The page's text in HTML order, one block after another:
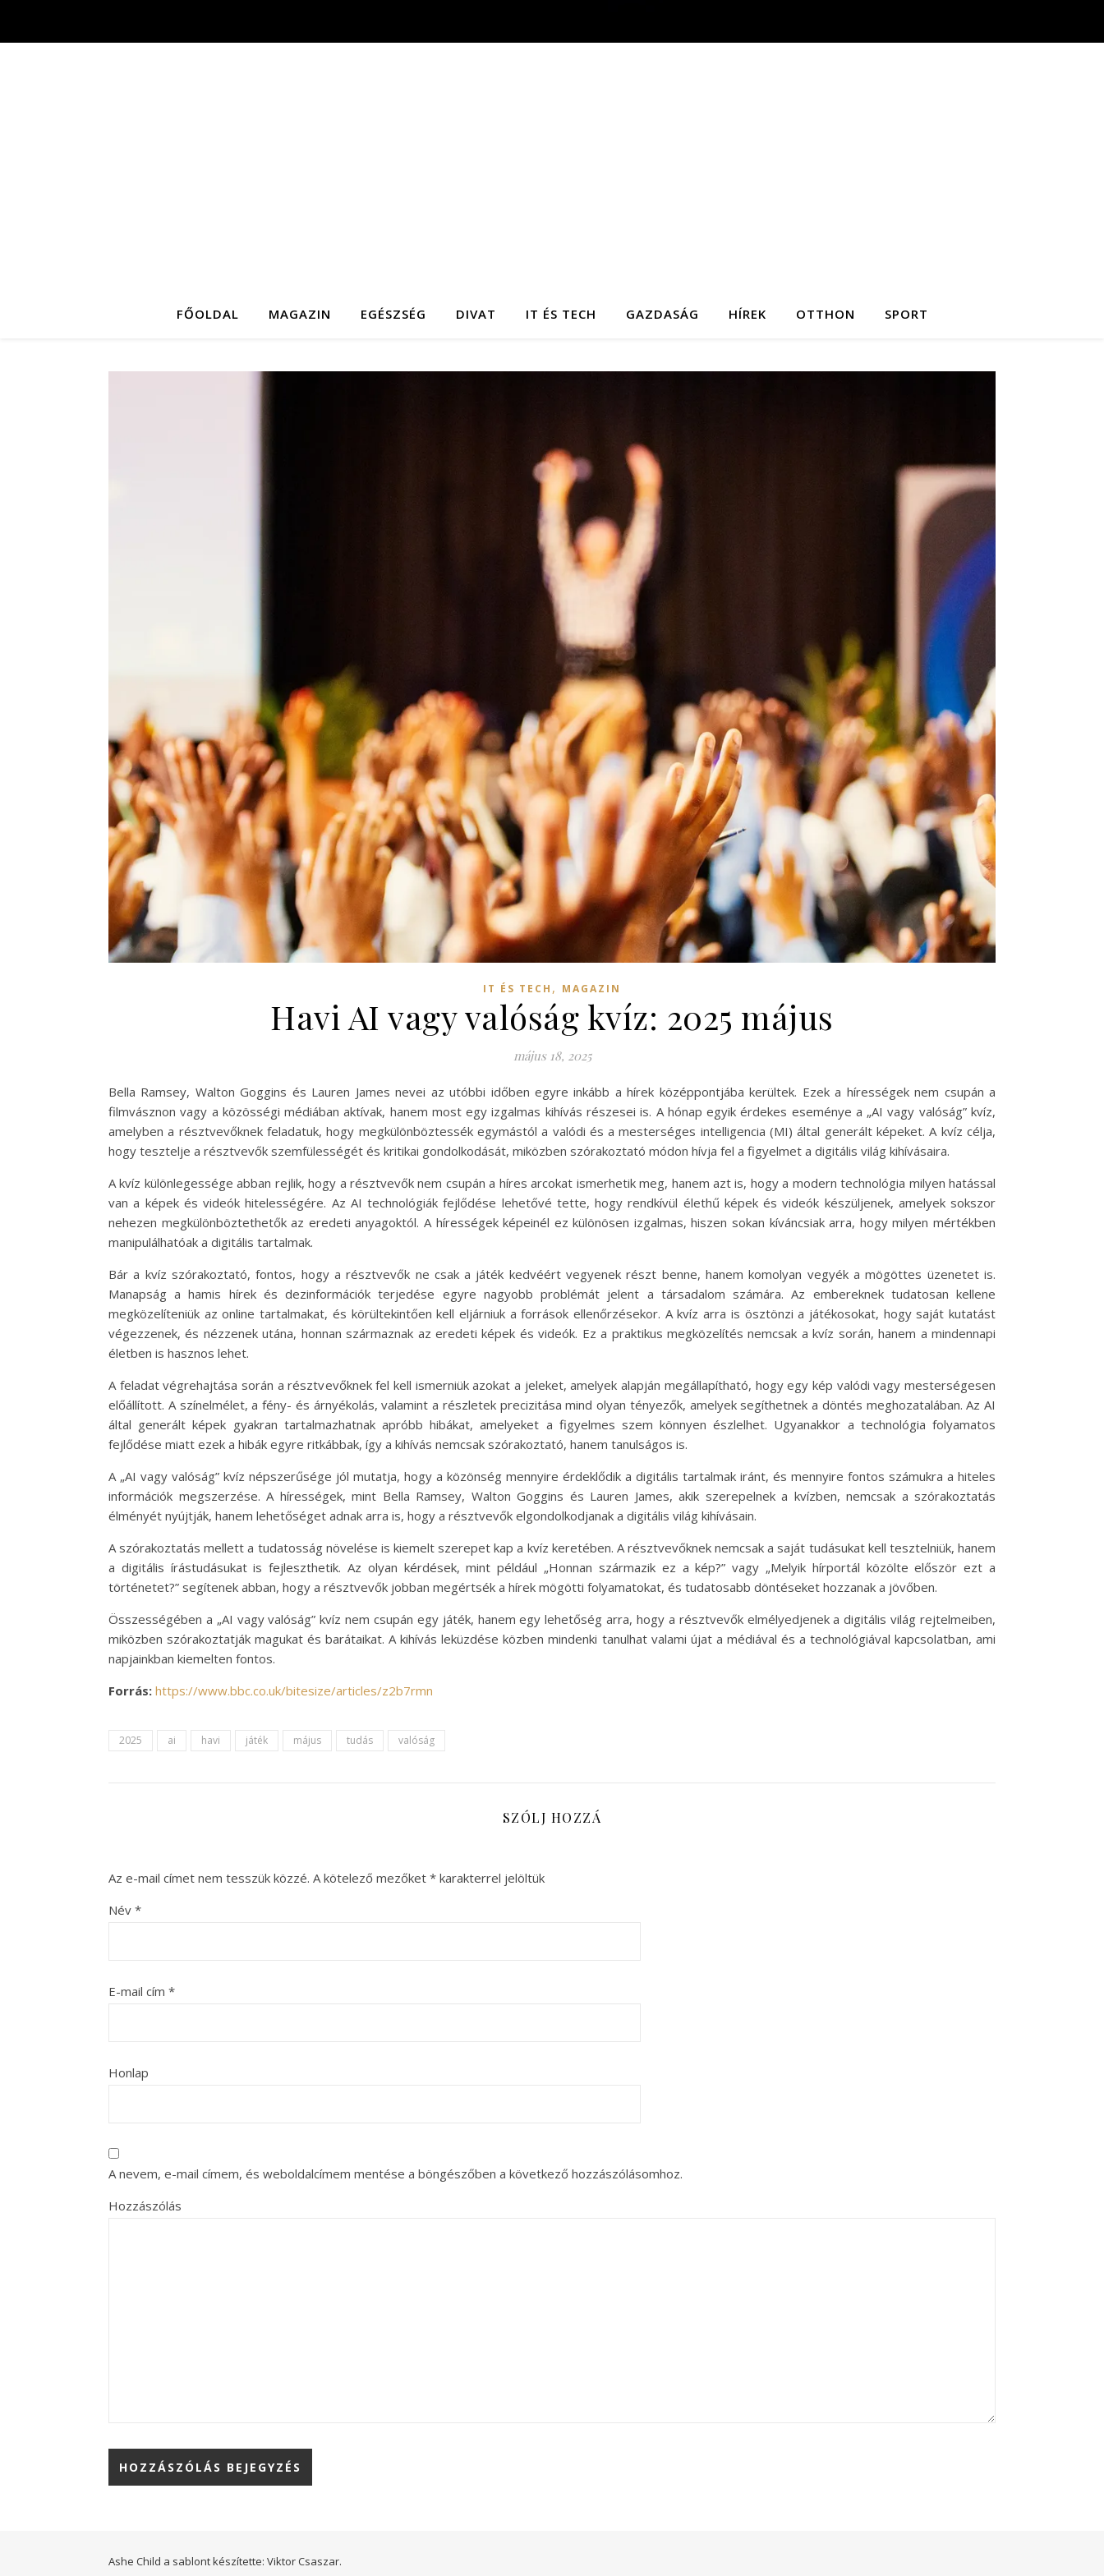
FŐOLDAL MAGAZIN EGÉSZSÉG DIVAT IT ÉS TECH GAZDASÁG HÍREK OTTHON SPORT
IT ÉS TECH , MAGAZIN
Havi AI vagy valóság kvíz: 2025 május
május 18, 2025
Bella Ramsey, Walton Goggins és Lauren James nevei az utóbbi időben egyre inkább a hírek középpontjába kerültek. Ezek a hírességek nem csupán a
filmvásznon vagy a közösségi médiában aktívak, hanem most egy izgalmas kihívás részesei is. A hónap egyik érdekes eseménye a „AI vagy valóság” kvíz,
amelyben a résztvevőknek feladatuk, hogy megkülönböztessék egymástól a valódi és a mesterséges intelligencia (MI) által generált képeket. A kvíz célja,
hogy tesztelje a résztvevők szemfülességét és kritikai gondolkodását, miközben szórakoztató módon hívja fel a figyelmet a digitális világ kihívásaira.
A kvíz különlegessége abban rejlik, hogy a résztvevők nem csupán a híres arcokat ismerhetik meg, hanem azt is, hogy a modern technológia milyen hatással
van a képek és videók hitelességére. Az AI technológiák fejlődése lehetővé tette, hogy rendkívül élethű képek és videók készüljenek, amelyek sokszor
nehezen megkülönböztethetők az eredeti anyagoktól. A hírességek képeinél ez különösen izgalmas, hiszen sokan kíváncsiak arra, hogy milyen mértékben
manipulálhatóak a digitális tartalmak.
Bár a kvíz szórakoztató, fontos, hogy a résztvevők ne csak a játék kedvéért vegyenek részt benne, hanem komolyan vegyék a mögöttes üzenetet is.
Manapság a hamis hírek és dezinformációk terjedése egyre nagyobb problémát jelent a társadalom számára. Az embereknek tudatosan kellene
megközelíteniük az online tartalmakat, és körültekintően kell eljárniuk a források ellenőrzésekor. A kvíz arra is ösztönzi a játékosokat, hogy saját kutatást
végezzenek, és nézzenek utána, honnan származnak az eredeti képek és videók. Ez a praktikus megközelítés nemcsak a kvíz során, hanem a mindennapi
életben is hasznos lehet.
A feladat végrehajtása során a résztvevőknek fel kell ismerniük azokat a jeleket, amelyek alapján megállapítható, hogy egy kép valódi vagy mesterségesen
előállított. A színelmélet, a fény- és árnyékolás, valamint a részletek precizitása mind olyan tényezők, amelyek segíthetnek a döntés meghozatalában. Az AI
által generált képek gyakran tartalmazhatnak apróbb hibákat, amelyeket a figyelmes szem könnyen észlelhet. Ugyanakkor a technológia folyamatos
fejlődése miatt ezek a hibák egyre ritkábbak, így a kihívás nemcsak szórakoztató, hanem tanulságos is.
A „AI vagy valóság” kvíz népszerűsége jól mutatja, hogy a közönség mennyire érdeklődik a digitális tartalmak iránt, és mennyire fontos számukra a hiteles
információk megszerzése. A hírességek, mint Bella Ramsey, Walton Goggins és Lauren James, akik szerepelnek a kvízben, nemcsak a szórakoztatás
élményét nyújtják, hanem lehetőséget adnak arra is, hogy a résztvevők elgondolkodjanak a digitális világ kihívásain.
A szórakoztatás mellett a tudatosság növelése is kiemelt szerepet kap a kvíz keretében. A résztvevőknek nemcsak a saját tudásukat kell tesztelniük, hanem
a digitális írástudásukat is fejleszthetik. Az olyan kérdések, mint például „Honnan származik ez a kép?” vagy „Melyik hírportál közölte először ezt a
történetet?” segítenek abban, hogy a résztvevők jobban megértsék a hírek mögötti folyamatokat, és tudatosabb döntéseket hozzanak a jövőben.
Összességében a „AI vagy valóság” kvíz nem csupán egy játék, hanem egy lehetőség arra, hogy a résztvevők elmélyedjenek a digitális világ rejtelmeiben,
miközben szórakoztatják magukat és barátaikat. A kihívás leküzdése közben mindenki tanulhat valami újat a médiával és a technológiával kapcsolatban, ami
napjainkban kiemelten fontos.
Forrás: https://www.bbc.co.uk/bitesize/articles/z2b7rmn
2025 ai havi játék május tudás valóság
SZÓLJ HOZZÁ
Az e-mail címet nem tesszük közzé. A kötelező mezőket * karakterrel jelöltük
Név *
E-mail cím *
Honlap
A nevem, e-mail címem, és weboldalcímem mentése a böngészőben a következő hozzászólásomhoz.
Hozzászólás
Ashe Child a sablont készítette: Viktor Csaszar.